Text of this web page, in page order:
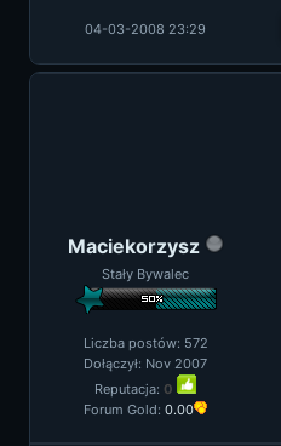
04-03-2008 23:29
Maciekorzysz
Stały Bywalec
Liczba postów: 572
Dołączył: Nov 2007
Reputacja: 0
Forum Gold: 0.00